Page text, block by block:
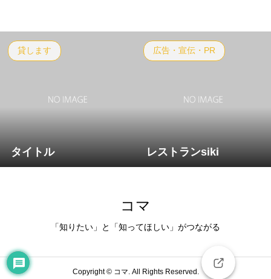
豊岡 門間新市長が初登庁 子育てクーポン
テレビニュース
貸します
タイトル
広告・宣伝・PR
レストランsiki
コマ
「知りたい」と「知ってほしい」がつながる
Copyright ©コマ. All Rights Reserved.